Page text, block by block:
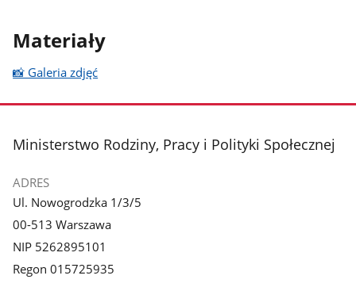
Materiały
📸 Galeria zdjęć
stopka
Ministerstwo Rodziny, Pracy i Polityki Społecznej
ADRES
Ul. Nowogrodzka 1/3/5
00-513 Warszawa
NIP 5262895101
Regon 015725935